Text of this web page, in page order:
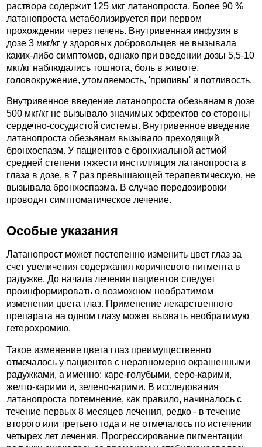
раствора содержит 125 мкг латанопроста. Более 90 %
латанопроста метаболизируется при первом
прохождении через печень. Внутривенная инфузия в
дозе 3 мкг/кг у здоровых добровольцев не вызывала
каких-либо симптомов, однако при введении дозы 5,5-10
мкг/кг наблюдались тошнота, боль в животе,
головокружение, утомляемость, 'приливы' и потливость.
Внутривенное введение латанопроста обезьянам в дозе
500 мкг/кг нс вызывало значимых эффектов со стороны
сердечно-сосудистой системы. Внутривенное введение
латанопроста обезьянам вызывало преходящий
бронхоспазм. У пациентов с бронхиальной астмой
средней степени тяжести инстилляция латанопроста в
глаза в дозе, в 7 раз превышающей терапевтическую, не
вызывала бронхоспазма. В случае передозировки
проводят симптоматическое лечение.
Особые указания
Латанопрост может постепенно изменить цвет глаз за
счет увеличения содержания коричневого пигмента в
радужке. До начала лечения пациентов следует
проинформировать о возможном необратимом
изменении цвета глаз. Применение лекарственного
препарата на одном глазу может вызвать необратимую
гетерохромию.
Такое изменение цвета глаз преимущественно
отмечалось у пациентов с неравномерно окрашенными
радужками, а именно: каре-голубыми, серо-карими,
желто-карими и, зелено-карими. В исследования
латанопроста потемнение, как правило, начиналось с
течение первых 8 месяцев лечения, редко - в течение
второго или третьего года и не отмечалось по истечении
четырех лет лечения. Прогрессирование пигментации